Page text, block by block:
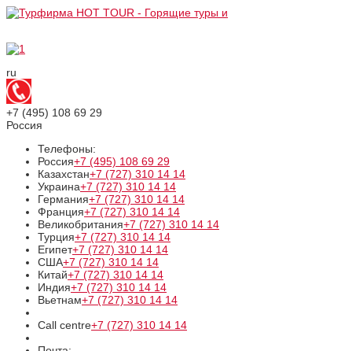
ru
+7 (495) 108 69 29
Россия
Телефоны:
Россия+7 (495) 108 69 29
Казахстан+7 (727) 310 14 14
Украина+7 (727) 310 14 14
Германия+7 (727) 310 14 14
Франция+7 (727) 310 14 14
Великобритания+7 (727) 310 14 14
Турция+7 (727) 310 14 14
Египет+7 (727) 310 14 14
США+7 (727) 310 14 14
Китай+7 (727) 310 14 14
Индия+7 (727) 310 14 14
Вьетнам+7 (727) 310 14 14
Call centre+7 (727) 310 14 14